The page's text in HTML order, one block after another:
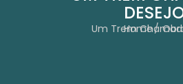
Home
Um Trem